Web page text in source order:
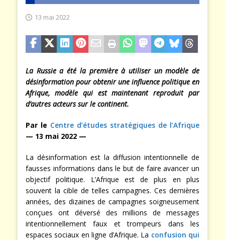
13 mai 2022
La Russie a été la première à utiliser un modèle de
désinformation pour obtenir une influence politique en
Afrique, modèle qui est maintenant reproduit par
d’autres acteurs sur le continent.
Par le Centre d’études stratégiques de l’Afrique
— 13 mai 2022 —
La désinformation est la diffusion intentionnelle de
fausses informations dans le but de faire avancer un
objectif politique. L’Afrique est de plus en plus
souvent la cible de telles campagnes. Ces dernières
années, des dizaines de campagnes soigneusement
conçues ont déversé des millions de messages
intentionnellement faux et trompeurs dans les
espaces sociaux en ligne d’Afrique. La confusion qui